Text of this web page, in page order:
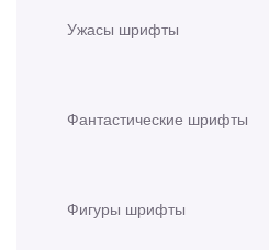
Ужасы шрифты
Фантастические шрифты
Фигуры шрифты